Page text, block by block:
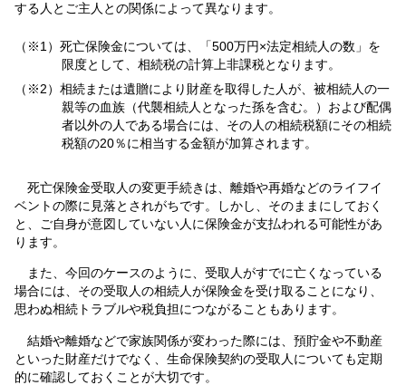
する人とご主人との関係によって異なります。
（※1）死亡保険金については、「500万円×法定相続人の数」を
限度として、相続税の計算上非課税となります。
（※2）相続または遺贈により財産を取得した人が、被相続人の一
親等の血族（代襲相続人となった孫を含む。）および配偶
者以外の人である場合には、その人の相続税額にその相続
税額の20％に相当する金額が加算されます。
死亡保険金受取人の変更手続きは、離婚や再婚などのライフイ
ベントの際に見落とされがちです。しかし、そのままにしておく
と、ご自身が意図していない人に保険金が支払われる可能性があ
ります。
また、今回のケースのように、受取人がすでに亡くなっている
場合には、その受取人の相続人が保険金を受け取ることになり、
思わぬ相続トラブルや税負担につながることもあります。
結婚や離婚などで家族関係が変わった際には、預貯金や不動産
といった財産だけでなく、生命保険契約の受取人についても定期
的に確認しておくことが大切です。